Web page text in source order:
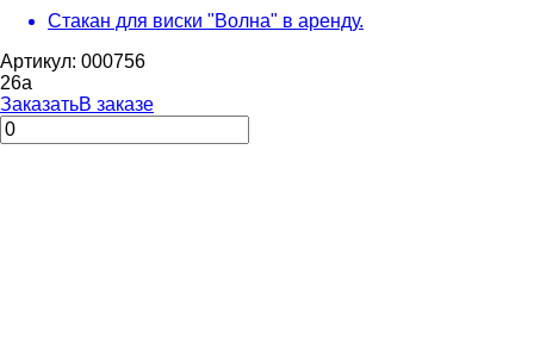
Стакан для виски "Волна" в аренду.
Артикул: 000756
26a
ЗаказатьВ заказе